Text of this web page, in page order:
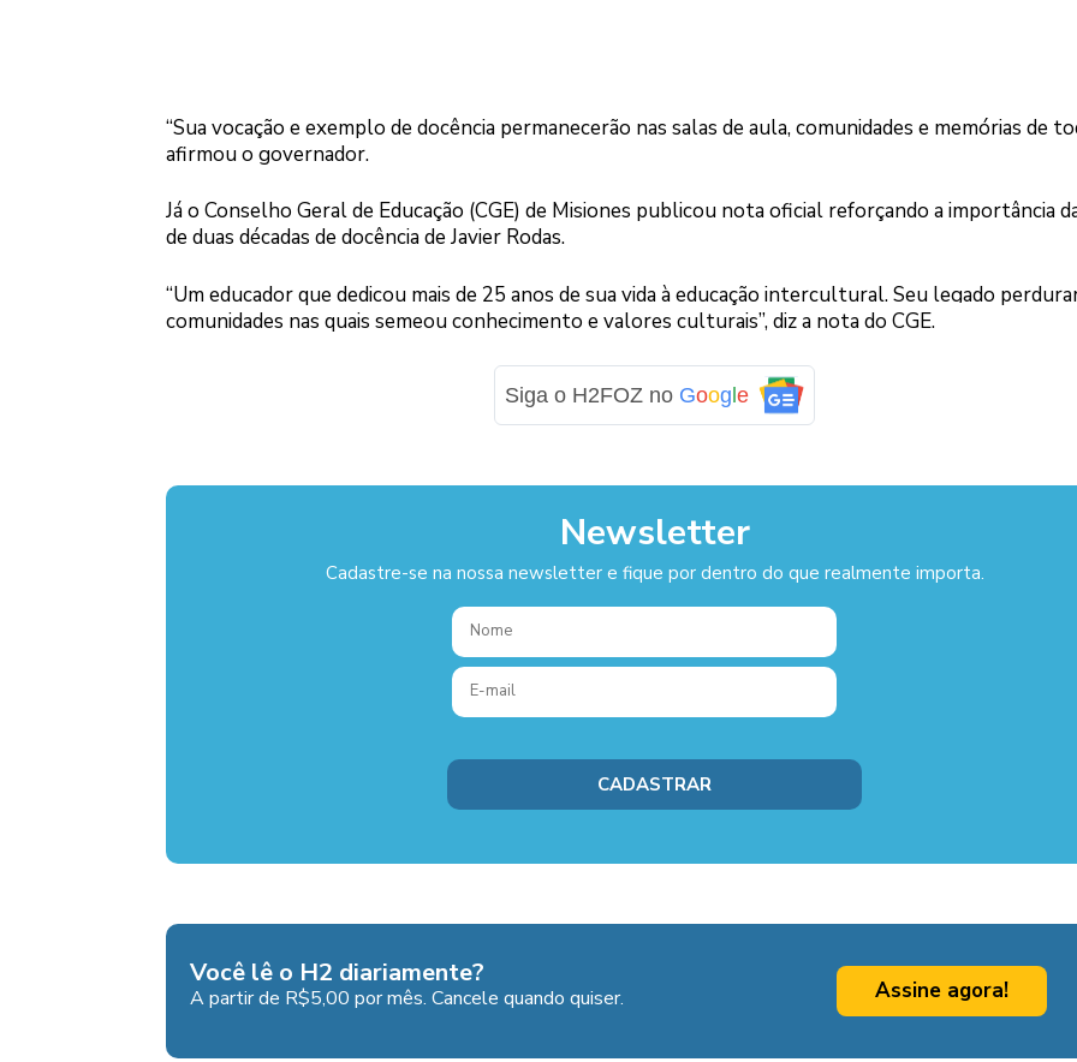
“Sua vocação e exemplo de docência permanecerão nas salas de aula, comunidades e memórias de
afirmou o governador.
Já o Conselho Geral de Educação (CGE) de Misiones publicou nota oficial reforçando a importância
de duas décadas de docência de Javier Rodas.
“Um educador que dedicou mais de 25 anos de sua vida à educação intercultural. Seu legado
comunidades nas quais semeou conhecimento e valores culturais”, diz a nota do CGE.
Siga o H2FOZ no Goog le
Newsletter
Cadastre-se na nossa newsletter e fique por dentro do que realmente importa.
Você lê o H2 diariamente?
A partir de R$5,00 por mês. Cancele quando quiser. Assine agora!